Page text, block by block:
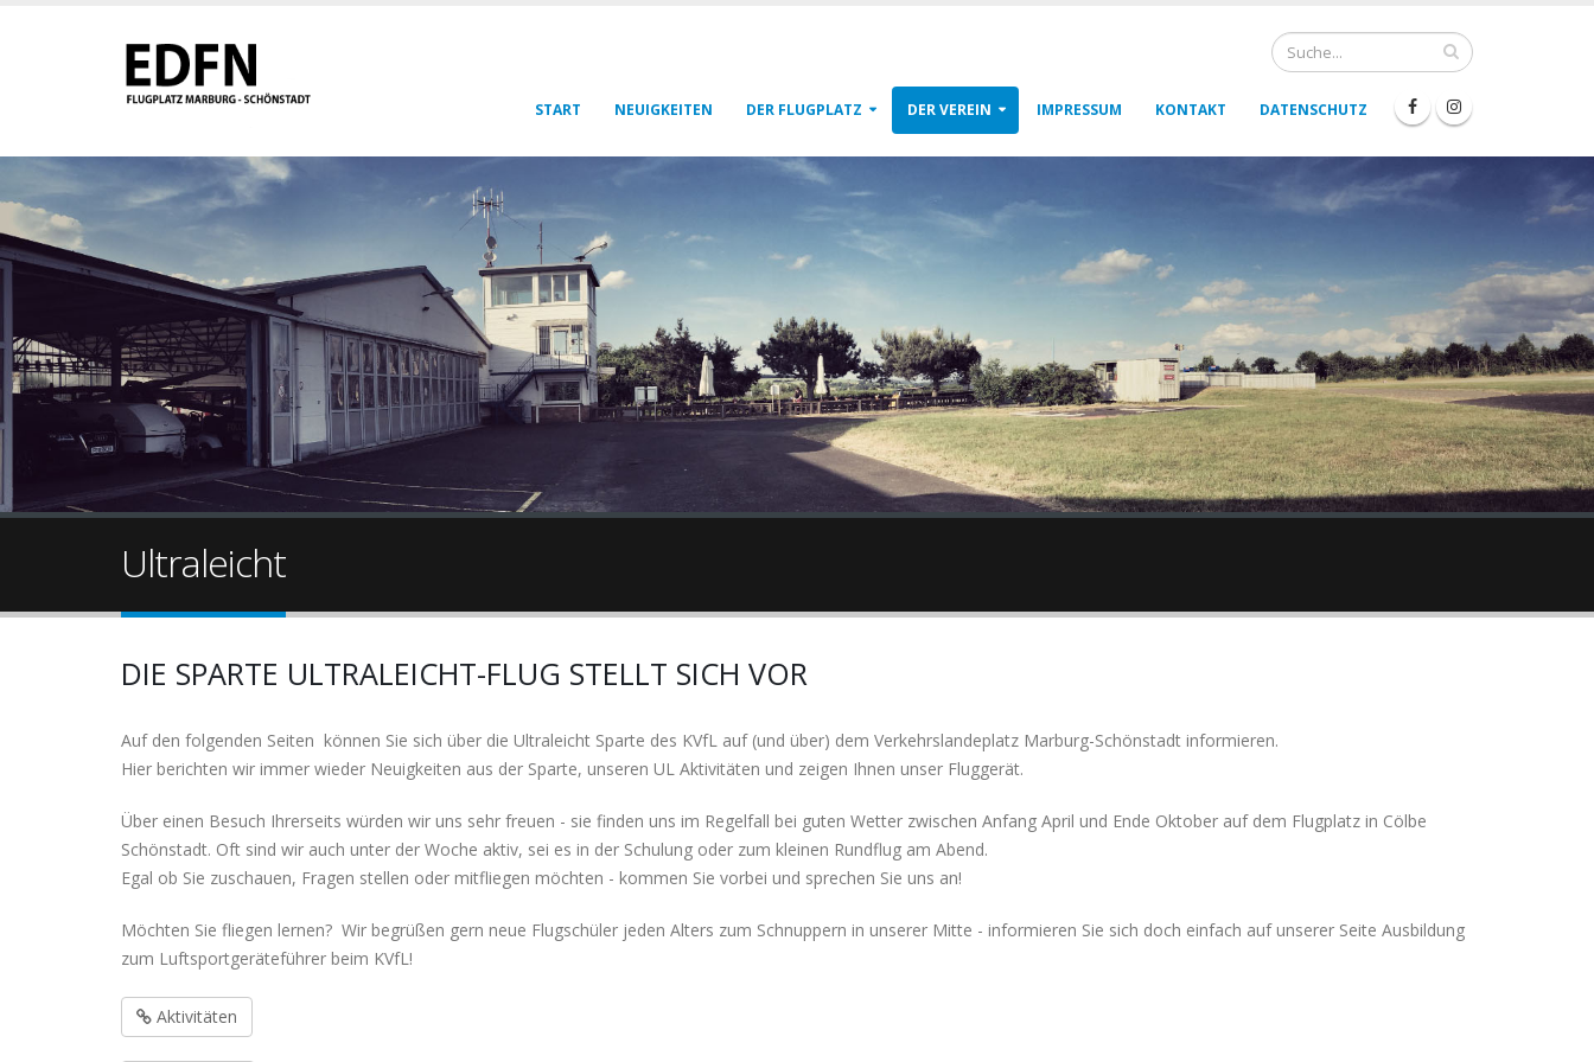
START NEUIGKEITEN DER FLUGPLATZ DER VEREIN IMPRESSUM KONTAKT DATENSCHUTZ
Ultraleicht
DIE SPARTE ULTRALEICHT-FLUG STELLT SICH VOR
Auf den folgenden Seiten können Sie sich über die Ultraleicht Sparte des KVfL auf (und über) dem Verkehrslandeplatz Marburg-Schönstadt informieren.
Hier berichten wir immer wieder Neuigkeiten aus der Sparte, unseren UL Aktivitäten und zeigen Ihnen unser Fluggerät.
Über einen Besuch Ihrerseits würden wir uns sehr freuen - sie finden uns im Regelfall bei guten Wetter zwischen Anfang April und Ende Oktober auf dem Flugplatz in Cölbe
Schönstadt. Oft sind wir auch unter der Woche aktiv, sei es in der Schulung oder zum kleinen Rundflug am Abend.
Egal ob Sie zuschauen, Fragen stellen oder mitfliegen möchten - kommen Sie vorbei und sprechen Sie uns an!
Möchten Sie fliegen lernen? Wir begrüßen gern neue Flugschüler jeden Alters zum Schnuppern in unserer Mitte - informieren Sie sich doch einfach auf unserer Seite Ausbildung
zum Luftsportgeräteführer beim KVfL!
Aktivitäten